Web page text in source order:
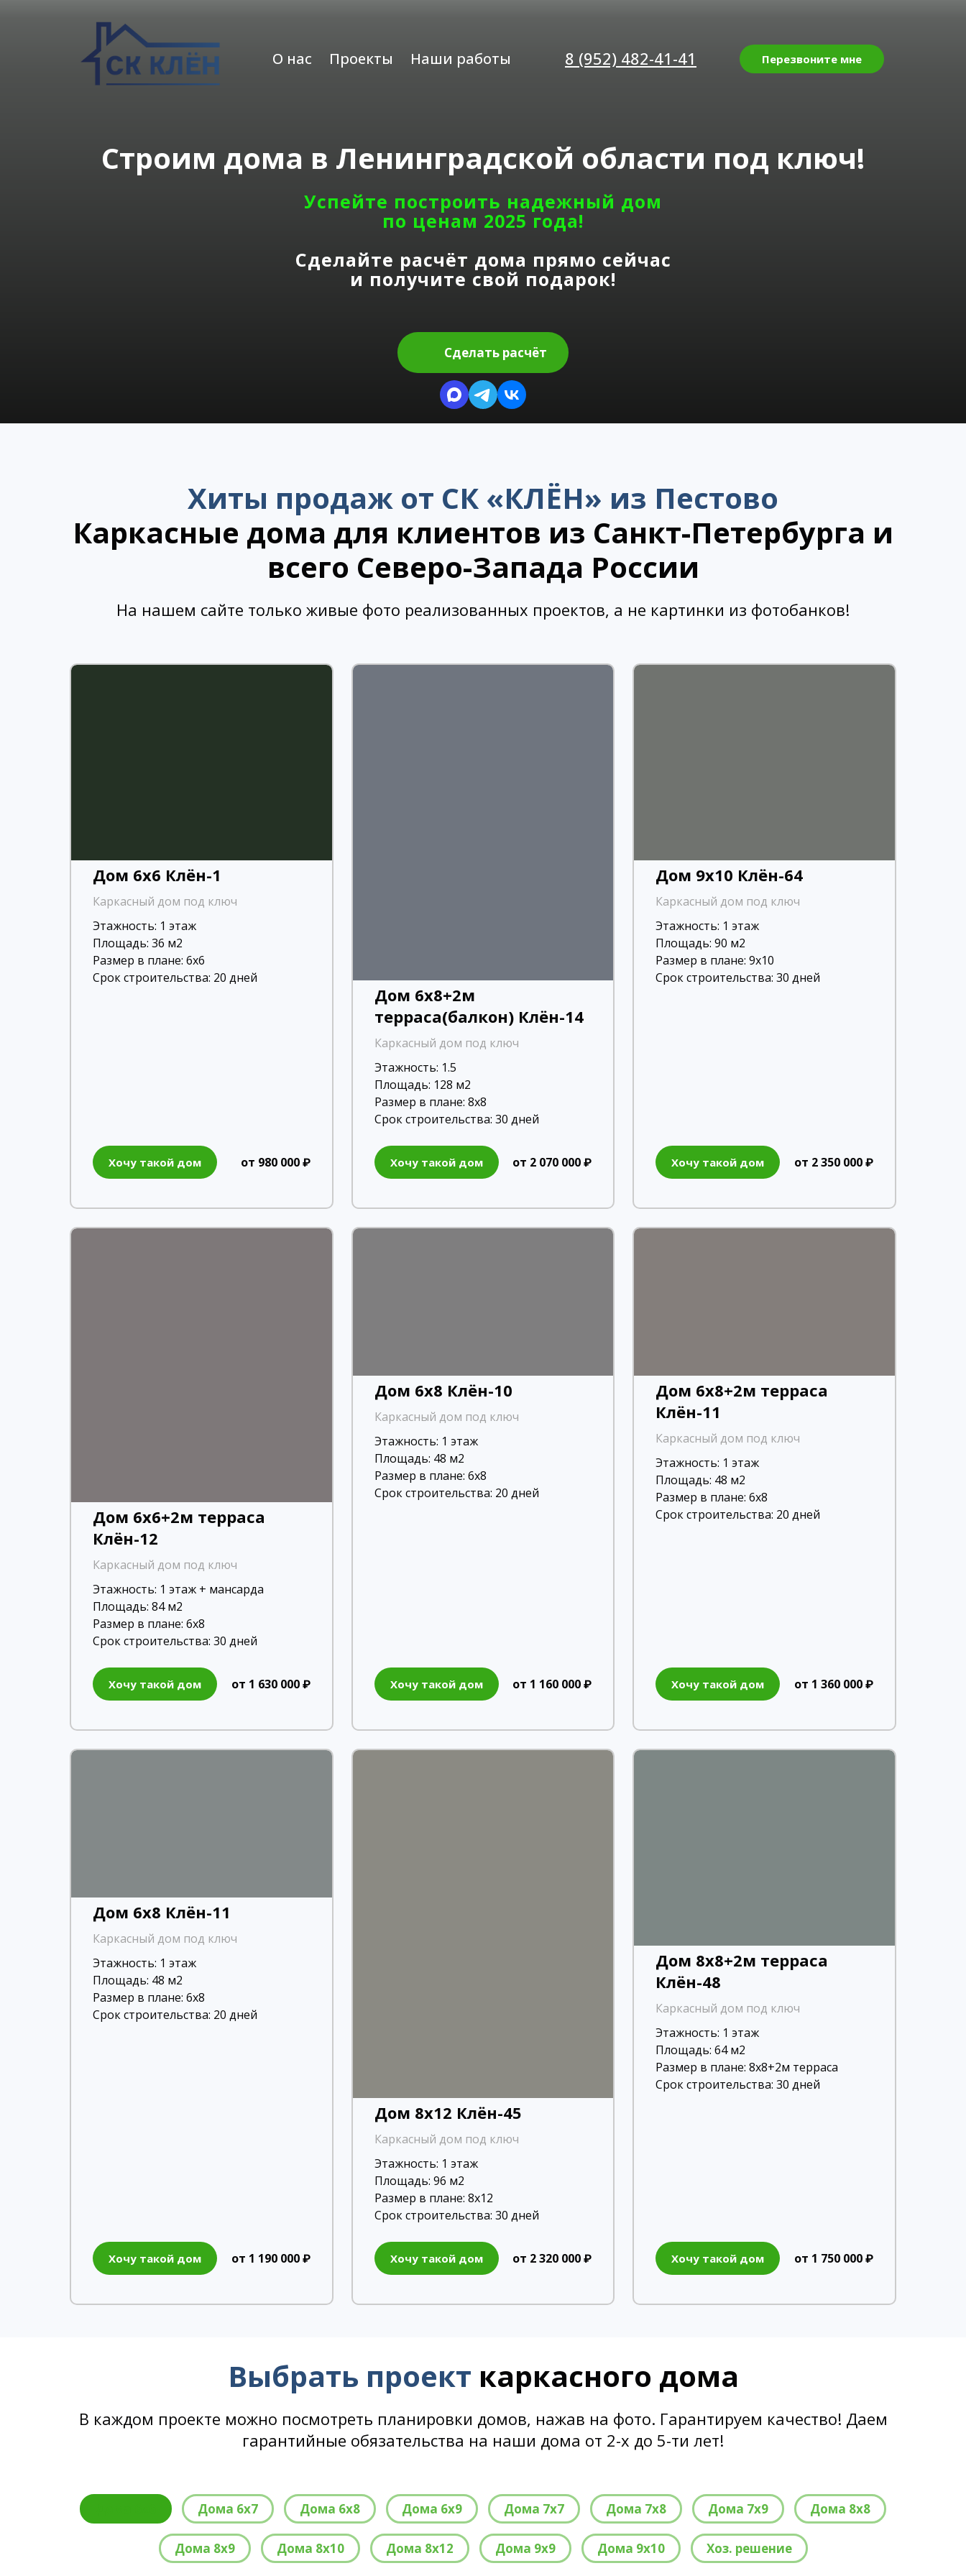
О нас Проекты Наши работы 8 (952) 482-41-41 Перезвоните мне
Строим дома в Ленинградской области под ключ!
Успейте построить надежный дом
по ценам 2025 года!
Сделайте расчёт дома прямо сейчас
и получите свой подарок!
Сделать расчёт
Хиты продаж от СК «КЛЁН» из Пестово
Каркасные дома для клиентов из Санкт-Петербурга и
всего Северо-Запада России
На нашем сайте только живые фото реализованных проектов, а не картинки из фотобанков!
Дом 6х6 Клён-1
Каркасный дом под ключ
Этажность: 1 этаж
Площадь: 36 м2
Размер в плане: 6х6
Срок строительства: 20 дней
Хочу такой дом от 980 000 ₽
Дом 6х8+2м
терраса(балкон) Клён-14
Каркасный дом под ключ
Этажность: 1.5
Площадь: 128 м2
Размер в плане: 8х8
Срок строительства: 30 дней
Хочу такой дом от 2 070 000 ₽
Дом 9х10 Клён-64
Каркасный дом под ключ
Этажность: 1 этаж
Площадь: 90 м2
Размер в плане: 9х10
Срок строительства: 30 дней
Хочу такой дом от 2 350 000 ₽
Дом 6х6+2м терраса
Клён-12
Каркасный дом под ключ
Этажность: 1 этаж + мансарда
Площадь: 84 м2
Размер в плане: 6х8
Срок строительства: 30 дней
Хочу такой дом от 1 630 000 ₽
Дом 6х8 Клён-10
Каркасный дом под ключ
Этажность: 1 этаж
Площадь: 48 м2
Размер в плане: 6х8
Срок строительства: 20 дней
Хочу такой дом от 1 160 000 ₽
Дом 6х8+2м терраса
Клён-11
Каркасный дом под ключ
Этажность: 1 этаж
Площадь: 48 м2
Размер в плане: 6х8
Срок строительства: 20 дней
Хочу такой дом от 1 360 000 ₽
Дом 6х8 Клён-11
Каркасный дом под ключ
Этажность: 1 этаж
Площадь: 48 м2
Размер в плане: 6х8
Срок строительства: 20 дней
Хочу такой дом от 1 190 000 ₽
Дом 8х12 Клён-45
Каркасный дом под ключ
Этажность: 1 этаж
Площадь: 96 м2
Размер в плане: 8х12
Срок строительства: 30 дней
Хочу такой дом от 2 320 000 ₽
Дом 8х8+2м терраса
Клён-48
Каркасный дом под ключ
Этажность: 1 этаж
Площадь: 64 м2
Размер в плане: 8х8+2м терраса
Срок строительства: 30 дней
Хочу такой дом от 1 750 000 ₽
Выбрать проект каркасного дома
В каждом проекте можно посмотреть планировки домов, нажав на фото. Гарантируем качество! Даем
гарантийные обязательства на наши дома от 2-х до 5-ти лет!
Дома 6х7 Дома 6х8 Дома 6х9 Дома 7х7 Дома 7х8 Дома 7х9 Дома 8х8
Дома 8х9 Дома 8х10 Дома 8х12 Дома 9х9 Дома 9х10 Хоз. решение